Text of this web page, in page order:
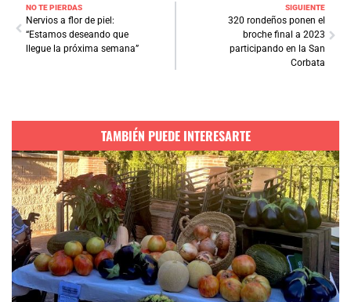
NO TE PIERDAS
Nervios a flor de piel:
“Estamos deseando que
llegue la próxima semana”
SIGUIENTE
320 rondeños ponen el
broche final a 2023
participando en la San
Corbata
TAMBIÉN PUEDE INTERESARTE